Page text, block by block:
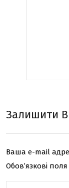
Залишити
Ваша e-mail
Обов’язкові